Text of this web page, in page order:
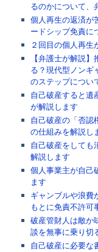
るのかについて、
個人再生の返済
ードシップ免責に
２回目の個人再生
【弁護士が解説
る？現代型ノンギ
のステップについ
自己破産すると遺
が解説します
自己破産の「否認
の仕組みを解説し
自己破産をしても
解説します
個人事業主が自己
ます
ギャンブルや浪費
もとに免責不許可
破産管財人は敵か
談を無事に乗り切
自己破産に必要な